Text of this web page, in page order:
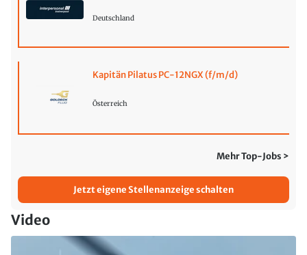
Deutschland
Kapitän Pilatus PC-12NGX (f/m/d)
Österreich
Mehr Top-Jobs >
Jetzt eigene Stellenanzeige schalten
Video